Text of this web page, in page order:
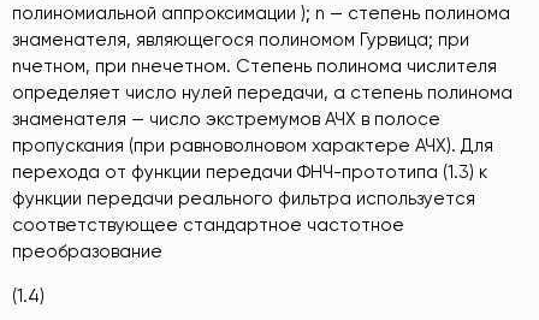
полиномиальной аппроксимации ); n — степень полинома
знаменателя, являющегося полиномом Гурвица; при
nчетном, при nнечетном. Степень полинома числителя
определяет число нулей передачи, а степень полинома
знаменателя — число экстремумов АЧХ в полосе
пропускания (при равноволновом характере АЧХ). Для
перехода от функции передачи ФНЧ-прототипа (1.3) к
функции передачи реального фильтра используется
соответствующее стандартное частотное
преобразование
(1.4)